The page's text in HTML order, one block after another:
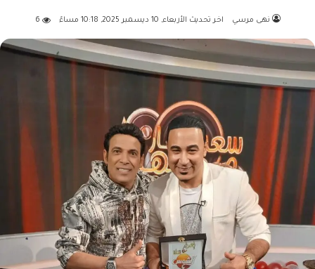
نهى مرسي اخر تحديث الأربعاء, 10 ديسمبر 2025, 10:18 مساءً 6